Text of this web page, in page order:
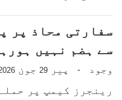
سفارتی محاذ پر
سے ہضم نہیں
وجود - پیر 29 جون
رینجرز کیمپ پر